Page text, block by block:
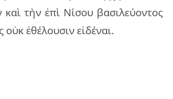
τὴν ἐπὶ Νίσου βα­σι­λεύ­ον­τος
ἐθέ­λου­σιν εἰ­δέ­ναι.